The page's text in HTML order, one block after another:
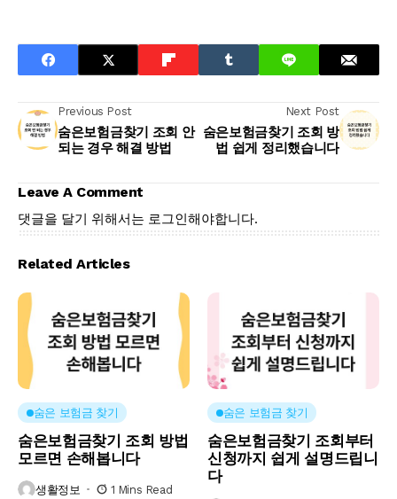
Previous Post
숨은보험금찾기 조회 안
되는 경우 해결 방법
Next Post
숨은보험금찾기 조회 방
법 쉽게 정리했습니다
Leave A Comment
댓글을 달기 위해서는 로그인해야합니다.
Related Articles
숨은 보험금 찾기
숨은보험금찾기 조회 방법
모르면 손해봅니다
생활정보 1 Mins Read
숨은 보험금 찾기
숨은보험금찾기 조회부터
신청까지 쉽게 설명드립니
다